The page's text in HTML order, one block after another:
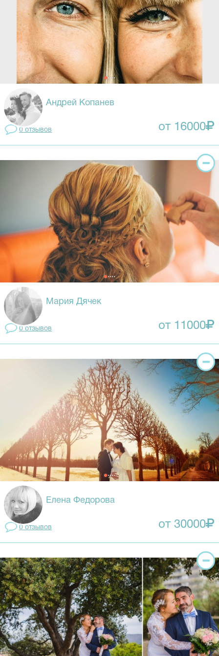
Андрей Копанев
0 отзывов от 16000
Мария Дячек
0 отзывов от 11000
Елена Федорова
0 отзывов от 30000